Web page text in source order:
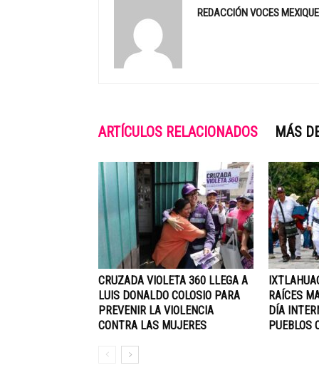
REDACCIÓN VOCES
ARTÍCULOS RELACIONADOS MÁS
CRUZADA VIOLETA 360 LLEGA A
LUIS DONALDO COLOSIO PARA
PREVENIR LA VIOLENCIA
CONTRA LAS MUJERES
RAÍCES
DÍA
PUEBLOS